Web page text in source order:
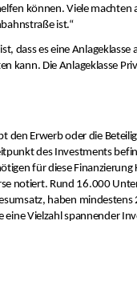
können. Viele machten
ist.“
dass es eine Anlageklasse
kann. Die Anlageklasse
den Erwerb oder die
des Investments
für diese Finanzierung
notiert. Rund 16.000
haben
eine Vielzahl spannender